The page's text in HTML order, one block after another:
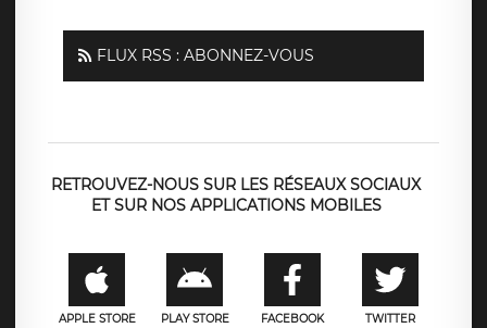
FLUX RSS : ABONNEZ-VOUS
RETROUVEZ-NOUS SUR LES RÉSEAUX SOCIAUX
ET SUR NOS APPLICATIONS MOBILES
APPLE STORE PLAY STORE FACEBOOK TWITTER